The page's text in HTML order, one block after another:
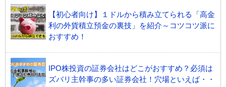
【初心者向け】１ドルから積み立てられる「高金
利の外貨積立預金の裏技」を紹介～コツコツ派に
おすすめ！
IPO株投資の証券会社はどこがおすすめ？必須は
ズバリ主幹事の多い証券会社！穴場といえば・・